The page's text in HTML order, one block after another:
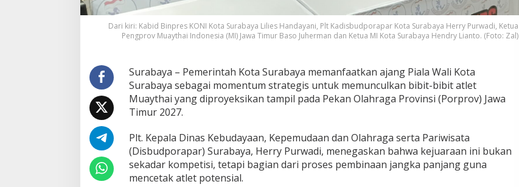
u
k
u
n
e
n
h
P
m
b
n
a
Dari kiri: Kabid Binpres KONI Kota Surabaya Lilies Handayani, Plt Kadisbudporapar Kota Surabaya Herry Purwadi, Ketua
Pengprov Muaythai Indonesia (MI) Jawa Timur Baso Juherman dan Ketua MI Kota Surabaya Hendry Lianto. (Foto: Zal)
Surabaya – Pemerintah Kota Surabaya memanfaatkan ajang Piala Wali Kota
Surabaya sebagai momentum strategis untuk memunculkan bibit-bibit atlet
Muaythai yang diproyeksikan tampil pada Pekan Olahraga Provinsi (Porprov) Jawa
Timur 2027.
Plt. Kepala Dinas Kebudayaan, Kepemudaan dan Olahraga serta Pariwisata
(Disbudporapar) Surabaya, Herry Purwadi, menegaskan bahwa kejuaraan ini bukan
sekadar kompetisi, tetapi bagian dari proses pembinaan jangka panjang guna
mencetak atlet potensial.